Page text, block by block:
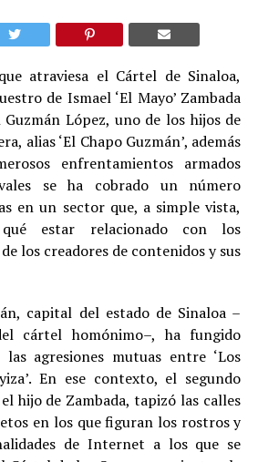
atraviesa el Cártel de Sinaloa,
de Ismael ‘El Mayo’ Zambada
López, uno de los hijos de
alias ‘El Chapo Guzmán’, además
enfrentamientos armados
se ha cobrado un número
en un sector que, a simple vista,
estar relacionado con los
los creadores de contenidos y sus
capital del estado de Sinaloa –
cártel homónimo–, ha fungido
agresiones mutuas entre ‘Los
En ese contexto, el segundo
hijo de Zambada, tapizó las calles
en los que figuran los rostros y
de Internet a los que se